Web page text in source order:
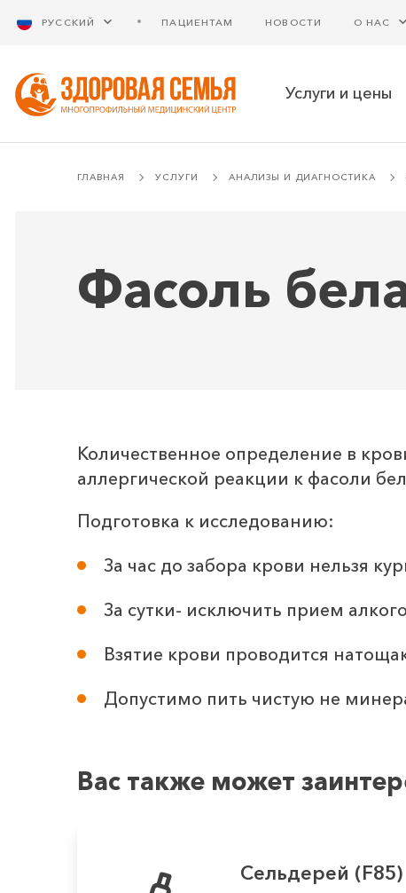
РУССКИЙ ПАЦИЕНТАМ НОВОСТИ О НАС
Услуги и цены
ГЛАВНАЯ УСЛУГИ АНАЛИЗЫ И ДИАГНОСТИКА
Фасоль
Количественное определение в
аллергической реакции к фасоли
Подготовка к исследованию:
За час до забора крови нельзя
За сутки- исключить прием
Взятие крови проводится
Допустимо пить чистую не
Вас также может
Сельдерей (F85)